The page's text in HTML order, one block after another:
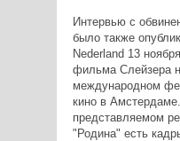
Интервью с
было также
Nederland 13
фильма Слейзера
международном
кино в
представляемом
"Родина" есть